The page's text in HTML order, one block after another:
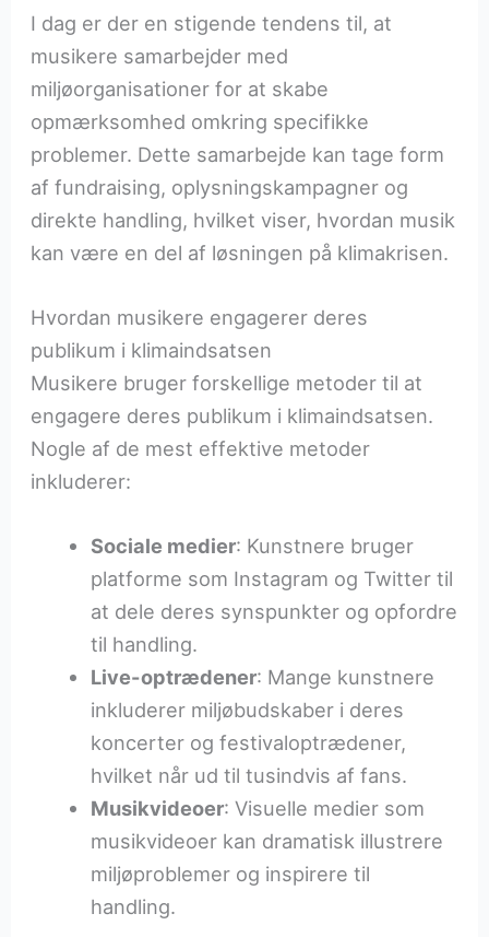
I dag er der en stigende tendens til, at
musikere samarbejder med
miljøorganisationer for at skabe
opmærksomhed omkring specifikke
problemer. Dette samarbejde kan tage form
af fundraising, oplysningskampagner og
direkte handling, hvilket viser, hvordan musik
kan være en del af løsningen på klimakrisen.
Hvordan musikere engagerer deres
publikum i klimaindsatsen
Musikere bruger forskellige metoder til at
engagere deres publikum i klimaindsatsen.
Nogle af de mest effektive metoder
inkluderer:
Sociale medier: Kunstnere bruger
platforme som Instagram og Twitter til
at dele deres synspunkter og opfordre
til handling.
Live-optrædener: Mange kunstnere
inkluderer miljøbudskaber i deres
koncerter og festivaloptrædener,
hvilket når ud til tusindvis af fans.
Musikvideoer: Visuelle medier som
musikvideoer kan dramatisk illustrere
miljøproblemer og inspirere til
handling.